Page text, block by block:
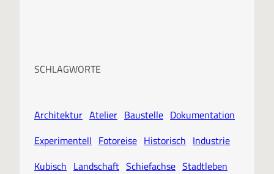
SCHLAGWORTE
Architektur Atelier Baustelle Dokumentation
Experimentell Fotoreise Historisch Industrie
Kubisch Landschaft Schiefachse Stadtleben